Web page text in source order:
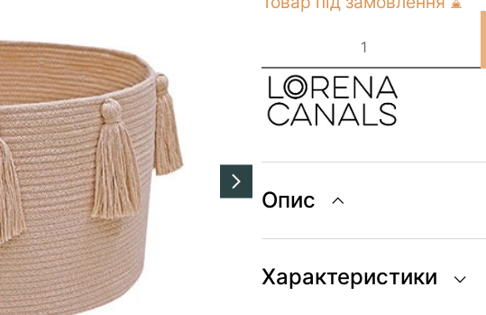
Canals
BASKET
NEW
TASSELS
Ø40
кількість
Опис
Характеристики